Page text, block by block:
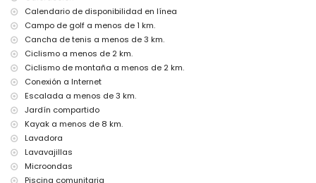
apartamento)
Segundo aeropuerto más cercano: Valencia (> 100 kilómetros)
Consulte si se permiten mascotas
El alojamiento es muy adecuado para familias con niños
Instalaciones y servicios incluidos en el precio del alquiler del
apartamento
Internet (WiFi)
Plancha y tabla de planchar
Ropa de cama y toallas
Servicio de recepción y servicio de emergencia 24 horas
Calefacción eléctrica
Instalaciones y servicios con coste adicional
Calendario de disponibilidad en línea
Campo de golf a menos de 1 km.
Cancha de tenis a menos de 3 km.
Ciclismo a menos de 2 km.
Ciclismo de montaña a menos de 2 km.
Conexión a Internet
Escalada a menos de 3 km.
Jardín compartido
Kayak a menos de 8 km.
Lavadora
Lavavajillas
Microondas
Piscina comunitaria